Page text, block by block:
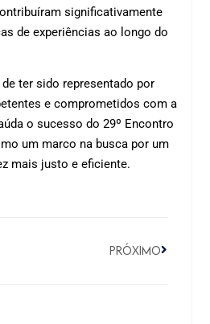
significativamente
de experiências ao longo do
ter sido representado por
e comprometidos com a
o sucesso do 29º Encontro
um marco na busca por um
mais justo e eficiente.
PRÓXIMO